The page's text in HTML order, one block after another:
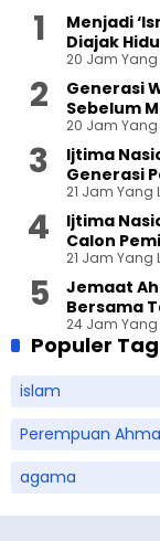
Menjadi
Diajak
20 Jam Yang
Generasi
Sebelum
20 Jam Yang
Ijtima
Generasi
21 Jam Yang
Ijtima
Calon
21 Jam Yang
Jemaat
Bersama
24 Jam Yang
Populer Tag
islam
Perempuan
agama